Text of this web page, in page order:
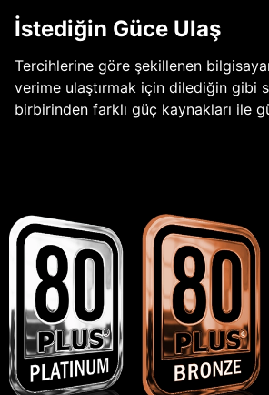
İstediğin Güce Ulaş
Tercihlerine göre şekillenen
verime ulaştırmak için dilediğin gibi
birbirinden farklı güç kaynakları ile